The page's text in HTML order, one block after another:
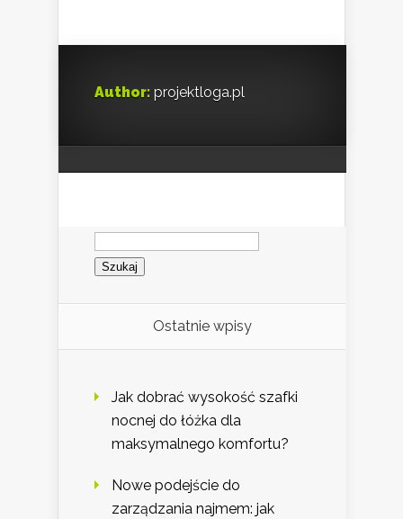
Author: projektloga.pl
Szukaj:
Ostatnie wpisy
Jak dobrać wysokość szafki
nocnej do łóżka dla
maksymalnego komfortu?
Nowe podejście do
zarządzania najmem: jak